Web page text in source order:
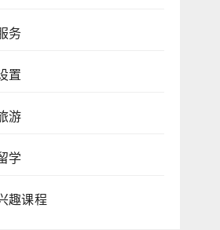
务
置
游
学
趣课程